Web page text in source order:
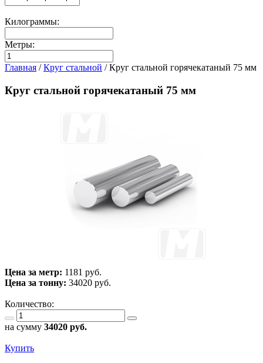
Килограммы:
Метры:
Главная /Круг стальной /Круг стальной горячекатаный 75 мм
Круг стальной горячекатаный 75 мм
Цена за метр: 1181 руб.
Цена за тонну: 34020 руб.
Количество:
на сумму 34020 руб.
Купить